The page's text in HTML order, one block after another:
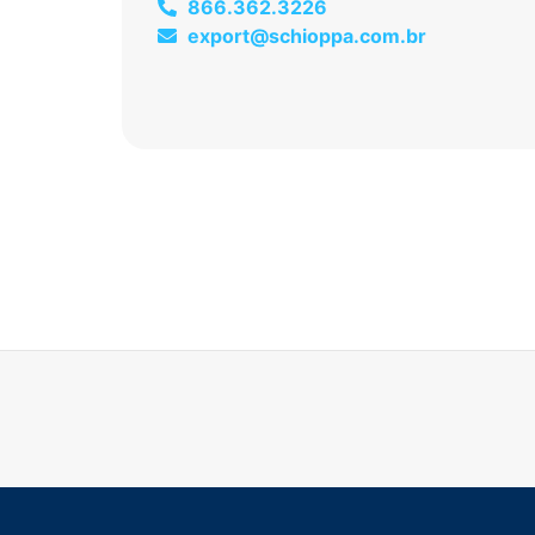
866.362.3226
export@schioppa.com.br